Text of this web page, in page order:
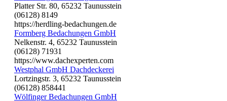
Platter Str. 80, 65232 Taunusstein
(06128) 8149
https://herdling-bedachungen.de
Formberg Bedachungen GmbH
Nelkenstr. 4, 65232 Taunusstein
(06128) 71931
https://www.dachexperten.com
Westphal GmbH Dachdeckerei
Lortzingstr. 3, 65232 Taunusstein
(06128) 858441
Wölfinger Bedachungen GmbH